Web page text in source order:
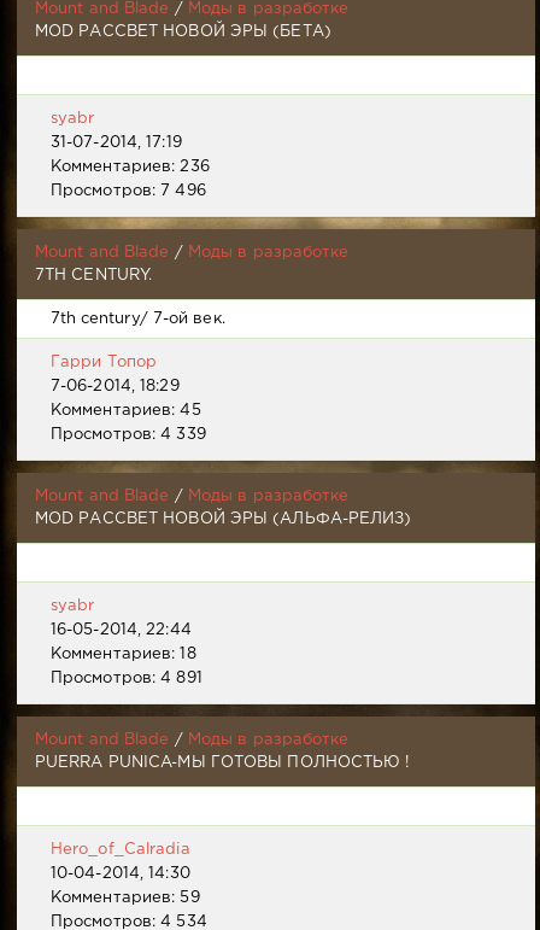
Mount and Blade /
Моды в разработке
MOD РАССВЕТ НОВОЙ ЭРЫ (БЕТА)
syabr
31-07-2014, 17:19
Комментариев: 236
Просмотров: 7 496
Mount and Blade /
Моды в разработке
7TH CENTURY.
7th century/ 7-ой век.
Гарри Топор
7-06-2014, 18:29
Комментариев: 45
Просмотров: 4 339
Mount and Blade /
Моды в разработке
MOD РАССВЕТ НОВОЙ ЭРЫ (АЛЬФА-РЕЛИЗ)
syabr
16-05-2014, 22:44
Комментариев: 18
Просмотров: 4 891
Mount and Blade /
Моды в разработке
PUERRA PUNICA-МЫ ГОТОВЫ ПОЛНОСТЬЮ !
Hero_of_Calradia
10-04-2014, 14:30
Комментариев: 59
Просмотров: 4 534